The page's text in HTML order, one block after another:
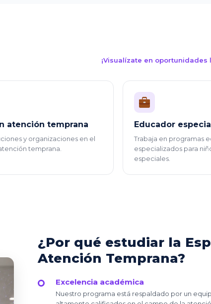
¡Visualízate en
atención temprana
y organizaciones en el
temprana.
Educador
Trabaja en programas
especializados para
especiales.
¿Por qué estudiar la
Atención Temprana?
Excelencia académica
Nuestro programa está respaldado por un